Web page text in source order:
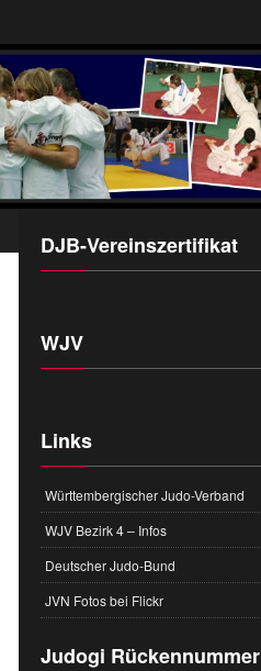
DJB-Vereinszertifikat
WJV
Links
Württembergischer Judo-Verband
WJV Bezirk 4 – Infos
Deutscher Judo-Bund
JVN Fotos bei Flickr
Judogi Rückennummer